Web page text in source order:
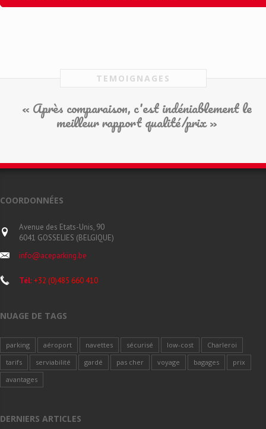
TEMOIGNAGES
« Après comparaison, c'est indéniablement le
meilleur rapport qualité/prix »
COORDONNÉES
Avenue des Etats-Unis, 90
6041 GOSSELIES (BELGIQUE)
info@aceparking.be
Tél:+32 (0)485 660 410
NUAGE DE TAGS
parking aéroport navettes sécurisé low-cost
Charleroi
tarifs
serviabilité gardé pas cher voyage bagages
prix
avantages
DERNIERS ARTICLES